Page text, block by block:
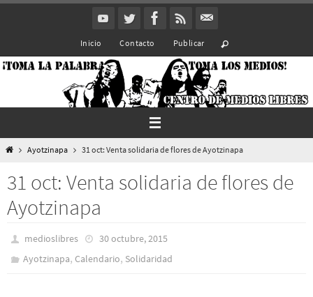
Inicio Contacto Publicar
InicioAyotzinapa 31 oct: Venta solidaria de flores de Ayotzinapa
31 oct: Venta solidaria de flores de
Ayotzinapa
medioslibres
30 octubre, 2015
Ayotzinapa,Calendario, Solidaridad